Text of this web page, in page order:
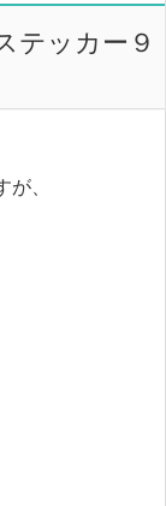
テッカー９
、